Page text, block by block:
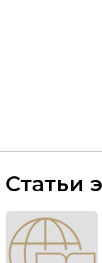
Статьи